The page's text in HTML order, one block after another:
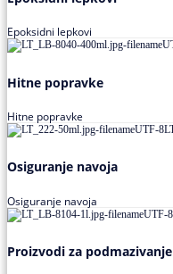
Epoksidni lepkovi
Hitne popravke
Hitne popravke
Osiguranje navoja
Osiguranje navoja
Proizvodi za podmazivanje